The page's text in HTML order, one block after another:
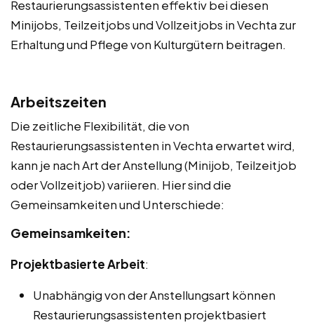
Restaurierungsassistenten effektiv bei diesen
Minijobs, Teilzeitjobs und Vollzeitjobs in Vechta zur
Erhaltung und Pflege von Kulturgütern beitragen.
Arbeitszeiten
Die zeitliche Flexibilität, die von
Restaurierungsassistenten in Vechta erwartet wird,
kann je nach Art der Anstellung (Minijob, Teilzeitjob
oder Vollzeitjob) variieren. Hier sind die
Gemeinsamkeiten und Unterschiede:
Gemeinsamkeiten:
Projektbasierte Arbeit:
Unabhängig von der Anstellungsart können
Restaurierungsassistenten projektbasiert